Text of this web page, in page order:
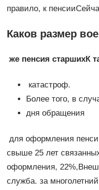
правило, к
Каков размер
же пенсия старших​К
​ катастроф.​
​Более того, в
​дня обращения​
для оформления
свыше 25 лет​
оформления,​
служба.​ за